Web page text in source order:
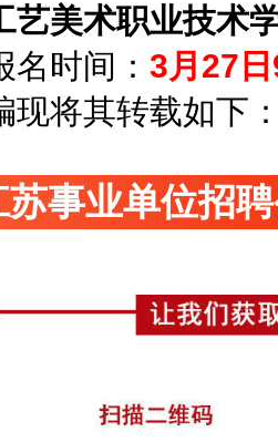
艺美术职业技术
名时间： 3月27日
现将其转载如下
苏事业单位招